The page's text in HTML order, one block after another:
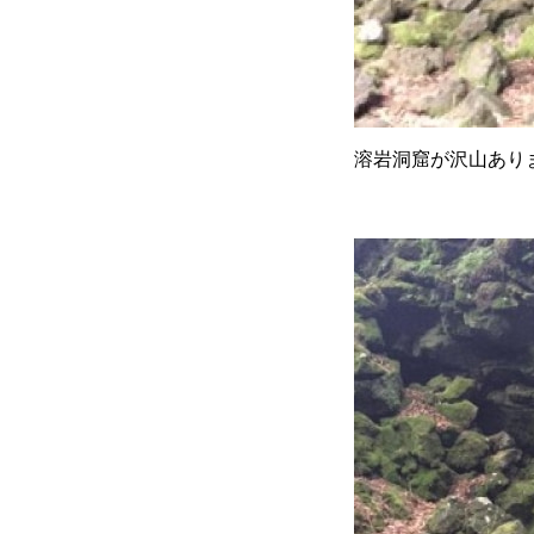
溶岩洞窟が沢山あり